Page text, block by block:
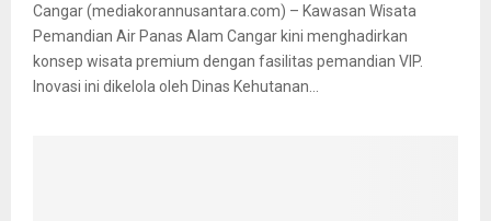
Cangar (mediakorannusantara.com) – Kawasan Wisata
Pemandian Air Panas Alam Cangar kini menghadirkan
konsep wisata premium dengan fasilitas pemandian VIP.
Inovasi ini dikelola oleh Dinas Kehutanan...